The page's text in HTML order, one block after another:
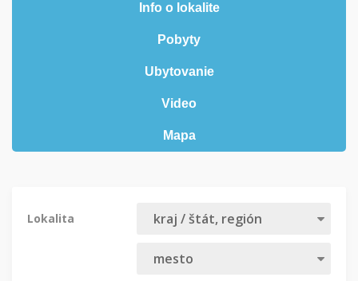
Info o lokalite
Pobyty
Ubytovanie
Video
Mapa
Lokalita